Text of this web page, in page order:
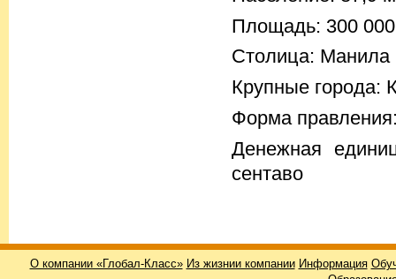
Площадь: 300 000
Столица: Манила
Крупные города:
Форма
Денежная
сентаво
О компании «Глобал-Класс» Из жизнии компании Информация